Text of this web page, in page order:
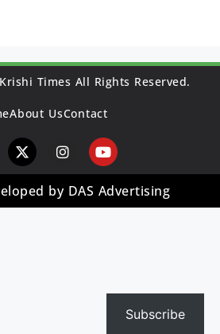
Times All Rights Reserved.
About UsContact
by DAS Advertising
Subscribe